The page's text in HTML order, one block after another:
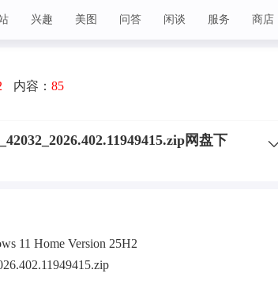
兴趣 美图 问答 闲谈 服务 商店
内容： 85
网盘下
11 Home Version 25H2